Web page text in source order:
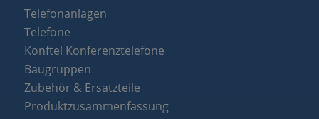
Telefonanlagen
Telefone
Konftel Konferenztelefone
Baugruppen
Zubehör & Ersatzteile
Produktzusammenfassung